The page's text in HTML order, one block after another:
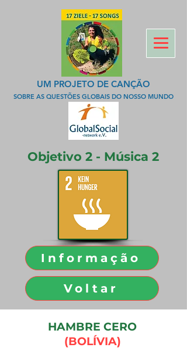
UM PROJETO DE CANÇÃO
SOBRE AS QUESTÕES GLOBAIS DO NOSSO MUNDO
Objetivo 2 - Música 2
Informação
Voltar
HAMBRE CERO
(BOLÍVIA)